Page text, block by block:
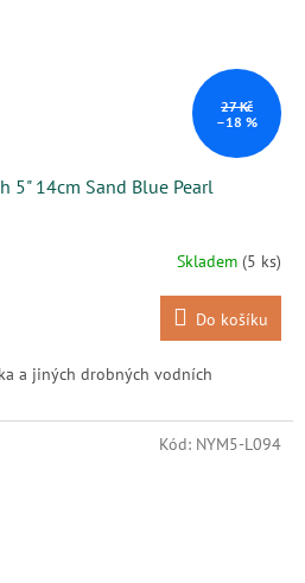
27 Kč
–18 %
5" 14cm Sand Blue Pearl
Skladem (5 ks)
Do košíku
a jiných drobných vodních
Kód: NYM5-L094